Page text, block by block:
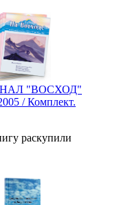
"ВОСХОД"
/ Комплект.
раскупили